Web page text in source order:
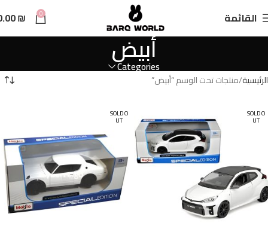
القائمة 0
₪
أبيض
Categories
الرئيسية منتجات تحت الوسم “أبيض”
SOLD O
UT
SOLD O
UT